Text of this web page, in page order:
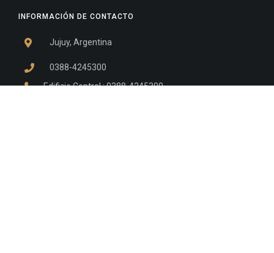
INFORMACIÓN DE CONTACTO
Jujuy, Argentina
0388-4245300
Edificio Central : 0388-4245300